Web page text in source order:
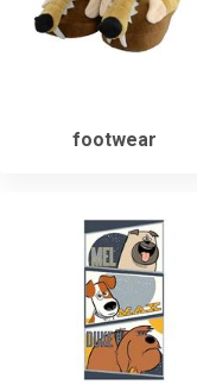
footwear